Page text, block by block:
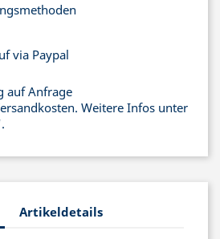
via Paypal
auf Anfrage
Weitere Infos unter
Artikeldetails